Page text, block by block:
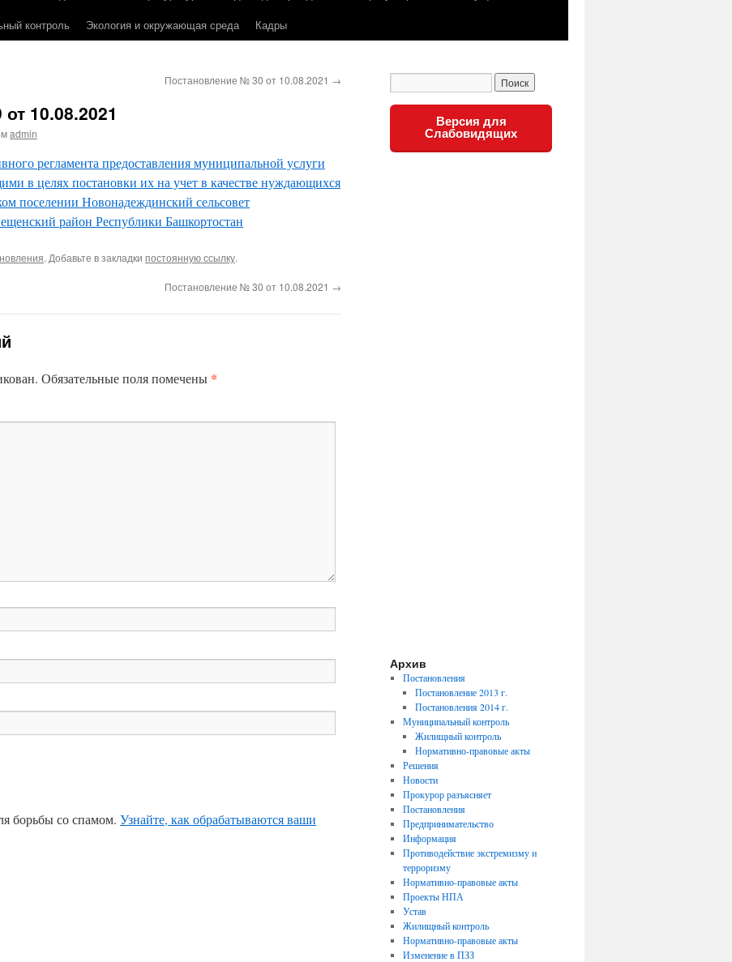
контроль Экология и окружающая среда Кадры
Постановление № 30 от 10.08.2021 →
10.08.2021
admin
регламента предоставления муниципальной услуги
в целях постановки их на учет в качестве нуждающихся
поселении Новонадеждинский сельсовет
район Республики Башкортостан
. Добавьте в закладки постоянную ссылку.
Постановление № 30 от 10.08.2021 →
Обязательные поля помечены *
борьбы со спамом. Узнайте, как обрабатываются ваши
Версия для
Слабовидящих
Архив
Постановления
Постановление 2013 г.
Постановления 2014 г.
Муниципальный контроль
Жилищный контроль
Нормативно-правовые акты
Решения
Новости
Прокурор разъясняет
Постановления
Предпринимательство
Информация
Противодействие экстремизму и
терроризму
Нормативно-правовые акты
Проекты НПА
Устав
Жилищный контроль
Нормативно-правовые акты
Изменение в ПЗЗ